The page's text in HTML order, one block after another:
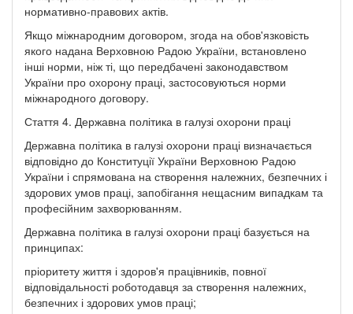
нормативно-правових актів.
Якщо міжнародним договором, згода на обов'язковість
якого надана Верховною Радою України, встановлено
інші норми, ніж ті, що передбачені законодавством
України про охорону праці, застосовуються норми
міжнародного договору.
Стаття 4. Державна політика в галузі охорони праці
Державна політика в галузі охорони праці визначається
відповідно до Конституції України Верховною Радою
України і спрямована на створення належних, безпечних і
здорових умов праці, запобігання нещасним випадкам та
професійним захворюванням.
Державна політика в галузі охорони праці базується на
принципах:
пріоритету життя і здоров'я працівників, повної
відповідальності роботодавця за створення належних,
безпечних і здорових умов праці;